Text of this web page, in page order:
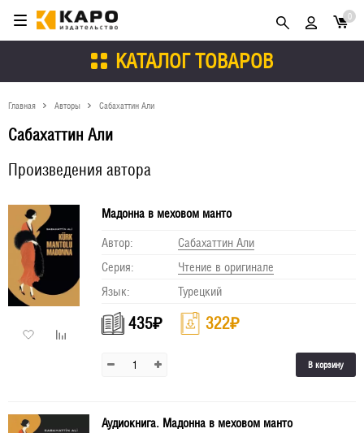
КАТАЛОГ ТОВАРОВ
0
Главная Авторы Сабахаттин Али
Сабахаттин Али
Произведения автора
Мадонна в меховом манто
Автор:
Сабахаттин Али
Серия:
Чтение в оригинале
Язык:
Турецкий
435₽ 322₽
В корзину
Аудиокнига. Мадонна в меховом манто